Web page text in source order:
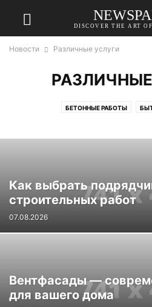
DISCOVER THE ART
Новости Различные услуги
БЕТОННЫЕ РАБОТЫ
ИНСТРУМЕНТЫ И
СТРОИТЕЛЬНЫЕ И ОТДЕЛОЧНЫЕ
Как выбрать
строительных работ
07.08.2026
Вентфасады —
для вашего дома